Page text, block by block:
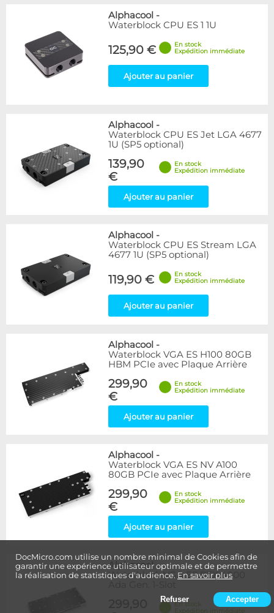
DocMicro.com utilise un nombre minimal de Cookies afin de
garantir une expérience utilisateur optimale et de permettre
la réalisation de statistiques d'audience. En savoir plus
Refuser Accepter
Alphacool -
Waterblock CPU ES 1 1U
125,90 €
En stock
Expédition immédiate
Ajouter au panier
Alphacool -
Waterblock CPU ES Jet LGA 4677
1U (SP5 optional)
139,90
€
En stock
Expédition immédiate
Ajouter au panier
Alphacool -
Waterblock CPU ES Stream LGA
4677 1U (SP5 optional)
119,90 €
En stock
Expédition immédiate
Ajouter au panier
Alphacool -
Waterblock VGA ES H100 80GB
HBM PCIe avec Plaque Arrière
299,90
€
En stock
Expédition immédiate
Ajouter au panier
Alphacool -
Waterblock VGA ES NV A100
80GB PCIe avec Plaque Arrière
299,90
€
En stock
Expédition immédiate
Ajouter au panier
Alphacool-
Waterblock VGA ES RTX 4000
En stock
Expédition immédiate